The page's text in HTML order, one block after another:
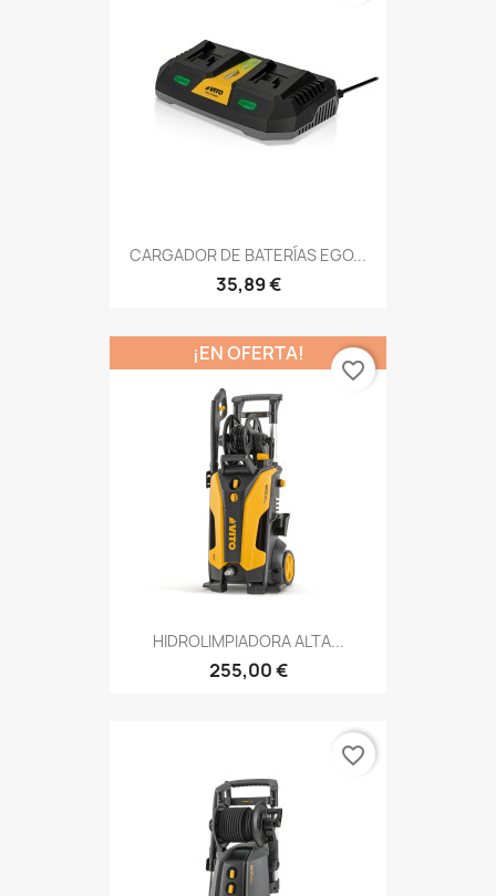
CARGADOR DE BATERÍAS EGO...
35,89 €
HIDROLIMPIADORA ALTA...
255,00 €
¡EN OFERTA!
favorite_border
favorite_border